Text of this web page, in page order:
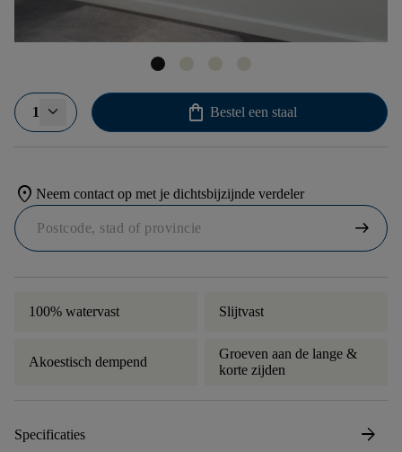
1 shopping_bag Bestel een staal
location_on Neem contact op met je dichtsbijzijnde verdeler
arrow_right_alt
100% watervast Slijtvast
Akoestisch dempend
Groeven aan de lange &
korte zijden
Specificaties arrow_forward